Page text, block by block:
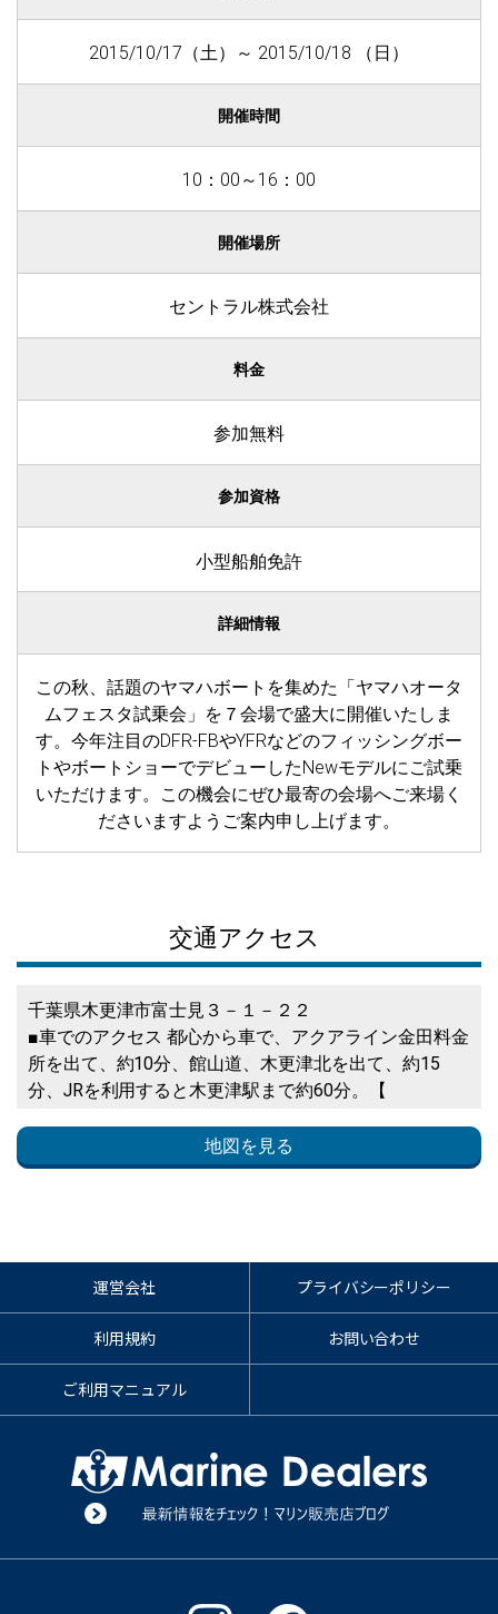
2015/10/17（土）～ 2015/10/18 （日）
開催時間
10：00～16：00
開催場所
セントラル株式会社
料金
参加無料
参加資格
小型船舶免許
詳細情報
この秋、話題のヤマハボートを集めた「ヤマハオータ
ムフェスタ試乗会」を７会場で盛大に開催いたしま
す。今年注目のDFR-FBやYFRなどのフィッシングボー
トやボートショーでデビューしたNewモデルにご試乗
いただけます。この機会にぜひ最寄の会場へご来場く
ださいますようご案内申し上げます。
交通アクセス
千葉県木更津市富士見３－１－２２
■車でのアクセス 都心から車で、アクアライン金田料金
所を出て、約10分、館山道、木更津北を出て、約15
分、JRを利用すると木更津駅まで約60分。【
地図を見る
運営会社 プライバシーポリシー
利用規約 お問い合わせ
ご利用マニュアル